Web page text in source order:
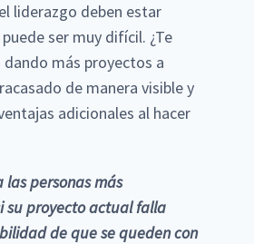
liderazgo deben estar
ser muy difícil. ¿Te
más proyectos a
de manera visible y
adicionales al hacer
personas más
su proyecto actual falla
de que se queden con